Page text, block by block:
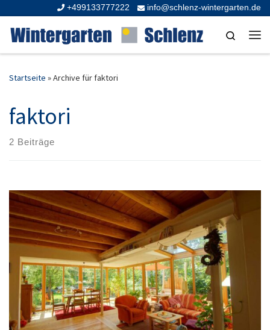
Zum Inhalt springen
+499133777222 info@schlenz-wintergarten.de
Search
Startseite »Archive für faktori
faktori
2 Beiträge